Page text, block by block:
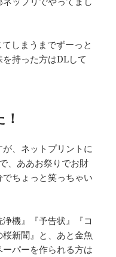
しまうまでずーっと
持った方はDLして
、ネットプリントに
、ああお祭りでお財
ちょっと笑っちゃい
機』『予告状』『コ
新聞』と、あと金魚
パーを作られる方は